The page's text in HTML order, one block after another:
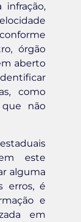
órgão
aberto
como
que não
este
alguma
erros, é
e
em